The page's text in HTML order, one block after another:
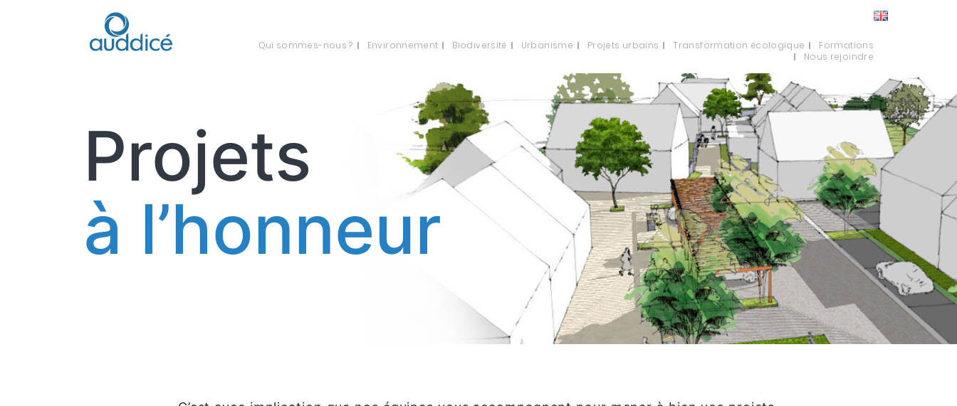
Qui sommes-nous ? Environnement Biodiversité Urbanisme Projets urbains Transformation écologique
Formations
Nous rejoindre
Projets
à l’honneur